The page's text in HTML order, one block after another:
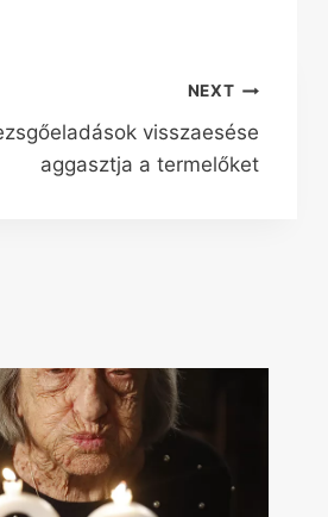
NEXT
visszaesése
aggasztja a termelőket